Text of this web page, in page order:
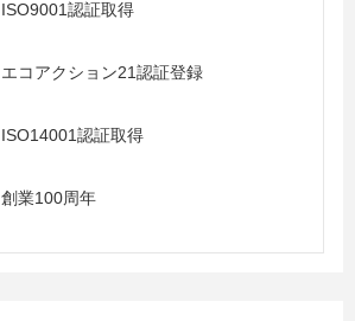
ISO9001認証取得
エコアクション21認証登録
ISO14001認証取得
創業100周年